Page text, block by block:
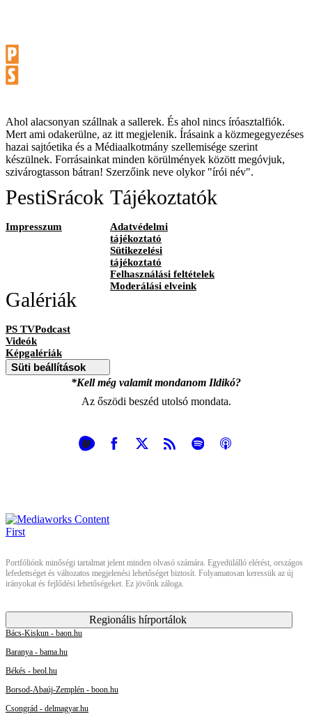
Ahol alacsonyan szállnak a sallerek. És ahol nincs íróasztalfiók.
Mert ami odakerülne, az itt megjelenik. Írásaink a közmegegyezéses
hazai sajtóetika és a Médiaalkotmány szellemisége szerint
készülnek. Forrásainkat minden körülmények között megóvjuk,
szivárogtasson bátran! Szerzőink neve olykor "írói név".
PestiSrácok
Impresszum
Tájékoztatók
Adatvédelmi
tájékoztató
Sütikezelési
tájékoztató
Felhasználási feltételek
Moderálási elveink
Galériák
PS TVPodcast
Videók
Képgalériák
Süti beállítások
*Kell még valamit mondanom Ildikó?
Az őszödi beszéd utolsó mondata.
Portfóliónk minőségi tartalmat jelent minden olvasó számára. Egyedülálló elérést, országos
lefedettséget és változatos megjelenési lehetőséget biztosít. Folyamatosan keressük az új
irányokat és fejlődési lehetőségeket. Ez jövőnk záloga.
Regionális hírportálok
Bács-Kiskun - baon.hu
Baranya - bama.hu
Békés - beol.hu
Borsod-Abaúj-Zemplén - boon.hu
Csongrád - delmagyar.hu